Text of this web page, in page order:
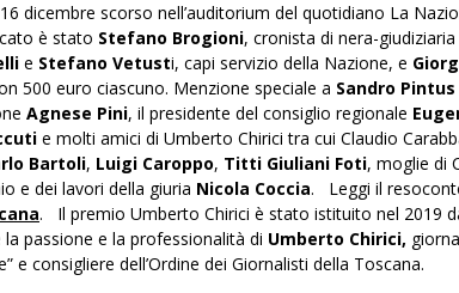
dicembre scorso nell’auditorium del quotidiano La
è stato Stefano Brogioni, cronista di nera-
e Stefano Vetusti, capi servizio della Nazione, e
500 euro ciascuno. Menzione speciale a Sandro Pintus
Agnese Pini, il presidente del consiglio regionale
e molti amici di Umberto Chirici tra cui Claudio
Bartoli, Luigi Caroppo, Titti Giuliani Foti, moglie di
e dei lavori della giuria Nicola Coccia. Leggi il
. Il premio Umberto Chirici è stato istituito nel 2019
passione e la professionalità di Umberto Chirici,
e consigliere dell’Ordine dei Giornalisti della Toscana.